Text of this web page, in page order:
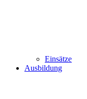
Einsätze
Ausbildung